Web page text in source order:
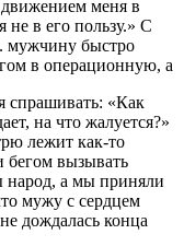
меня в
в его пользу.» С
мужчину быстро
в операционную, а
спрашивать: «Как
на что жалуется?»
лежит как-то
бегом вызывать
народ, а мы приняли
мужу с сердцем
дождалась конца